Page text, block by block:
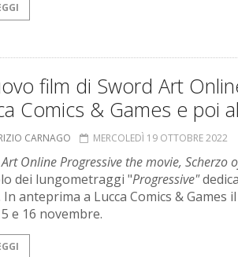
film di Sword Art
Comics & Games e poi
CARNAGO MERCOLEDÌ 19 OTTOBRE 2022
Online Progressive the movie, Scherzo
dei lungometraggi "Progressive"
In anteprima a Lucca Comics & Games
e 16 novembre.